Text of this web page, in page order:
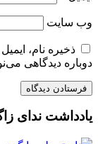
وب‌ سایت
ذخیره نام،
دوباره دیدگاهی
یادداشت ندای